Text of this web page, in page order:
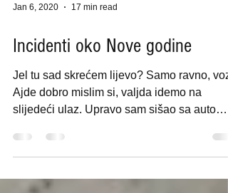
Jan 6, 2020 17 min read
Incidenti oko Nove godine
Jel tu sad skrećem lijevo? Samo ravno,
slijedeći ulaz. Upravo sam sišao sa auto
ceste na...